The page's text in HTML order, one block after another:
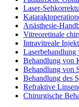
Laser-
Anästhesie-
Vitreoretinale
Intravitreale
Behandlung von
Behandlung von
Behandlung des
Refraktive
Chirurgische